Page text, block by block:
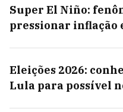
Super El Niño:
pressionar inflação
Eleições 2026:
Lula para possível